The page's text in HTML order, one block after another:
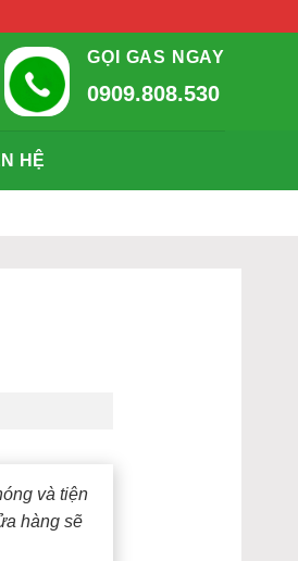
GỌI GAS NGAY
0909.808.530
HỆ
và tiện
hàng sẽ